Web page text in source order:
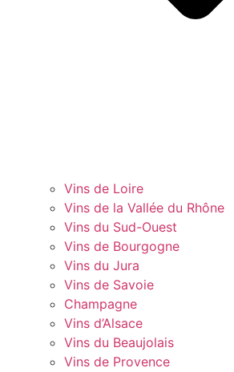
Vins de Loire
Vins de la Vallée du Rhône
Vins du Sud-Ouest
Vins de Bourgogne
Vins du Jura
Vins de Savoie
Champagne
Vins d’Alsace
Vins du Beaujolais
Vins de Provence